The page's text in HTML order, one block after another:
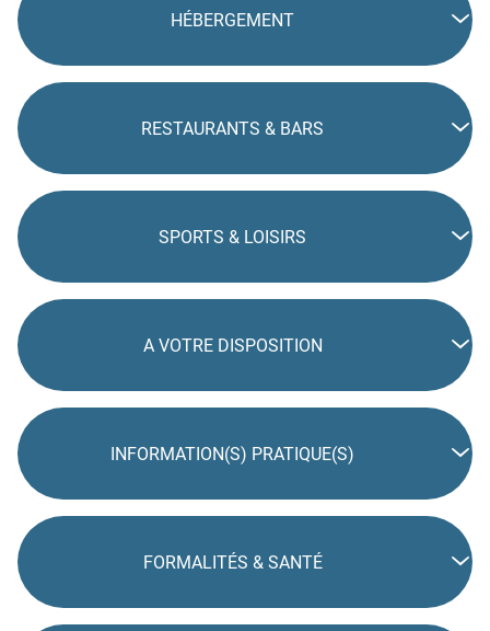
HÉBERGEMENT
RESTAURANTS & BARS
SPORTS & LOISIRS
A VOTRE DISPOSITION
INFORMATION(S) PRATIQUE(S)
FORMALITÉS & SANTÉ